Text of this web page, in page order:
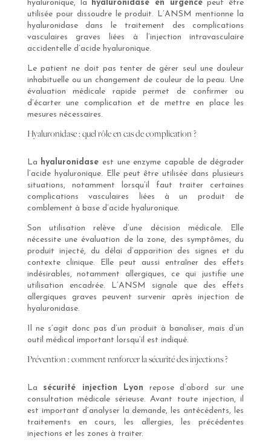
hyaluronique, la hyaluronidase en urgencepeut être
utilisée pour dissoudre le produit. L’ANSM mentionne la
hyaluronidase dans le traitement des complications
vasculaires graves liées à l’injection intravasculaire
accidentelle d’acide hyaluronique.
Le patient ne doit pas tenter de gérer seul une douleur
inhabituelle ou un changement de couleur de la peau. Une
évaluation médicale rapide permet de confirmer ou
d’écarter une complication et de mettre en place les
mesures nécessaires.
Hyaluronidase : quel rôle en cas de complication ?
La hyaluronidase est une enzyme capable de dégrader
l’acide hyaluronique. Elle peut être utilisée dans plusieurs
situations, notamment lorsqu’il faut traiter certaines
complications vasculaires liées à un produit de
comblement à base d’acide hyaluronique.
Son utilisation relève d’une décision médicale. Elle
nécessite une évaluation de la zone, des symptômes, du
produit injecté, du délai d’apparition des signes et du
contexte clinique. Elle peut aussi entraîner des effets
indésirables, notamment allergiques, ce qui justifie une
utilisation encadrée. L’ANSM signale que des effets
allergiques graves peuvent survenir après injection de
hyaluronidase.
Il ne s’agit donc pas d’un produit à banaliser, mais d’un
outil médical important lorsqu’il est indiqué.
Prévention : comment renforcer la sécurité des injections ?
La sécurité injection Lyon repose d’abord sur une
consultation médicale sérieuse. Avant toute injection, il
est important d’analyser la demande, les antécédents, les
traitements en cours, les allergies, les précédentes
injections et les zones à traiter.